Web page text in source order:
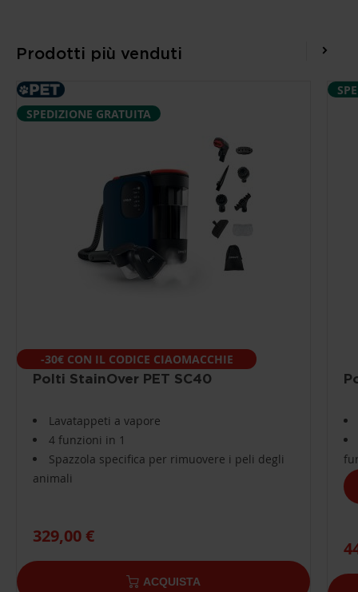
Prodotti più venduti
SPEDIZIONE GRATUITA
-30€ CON IL CODICE CIAOMACCHIE
Polti StainOver PET SC40
Lavatappeti a vapore
4 funzioni in 1
Spazzola specifica per rimuovere i peli degli
animali
329,00 €
ACQUISTA